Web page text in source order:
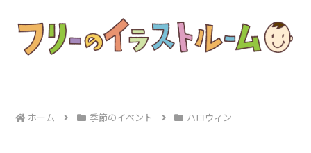
ホーム 季節のイベント ハロウィン